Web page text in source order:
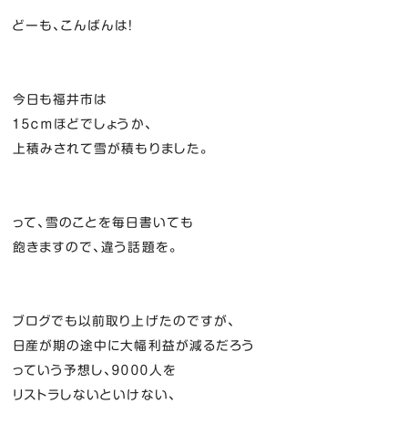
どーも、こんばんは！
今日も福井市は
１５ｃｍほどでしょうか、
上積みされて雪が積もりました。
って、雪のことを毎日書いても
飽きますので、違う話題を。
ブログでも以前取り上げたのですが、
日産が期の途中に大幅利益が減るだろう
っていう予想し、９０００人を
リストラしないといけない、